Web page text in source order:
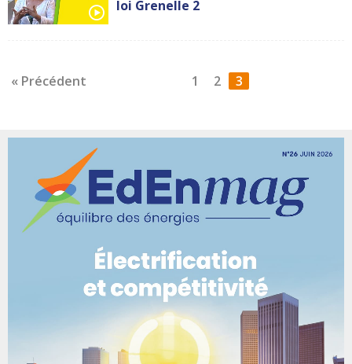
loi Grenelle 2
« Précédent 1 2 3